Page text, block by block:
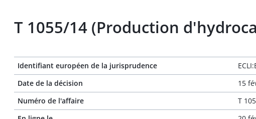
T 1055/14 (Production
Identifiant européen de la jurisprudence
Date de la décision
15
Numéro de l'affaire
T